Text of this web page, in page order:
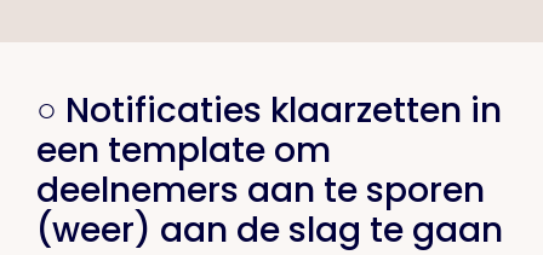
○ Notificaties klaarzetten in
een template om
deelnemers aan te sporen
(weer) aan de slag te gaan